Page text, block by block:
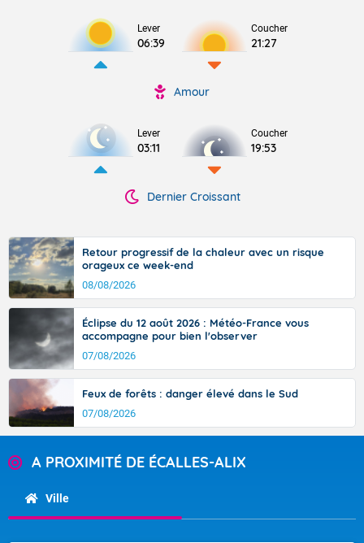
Lever
06:39
Coucher
21:27
Amour
Lever
03:11
Coucher
19:53
Dernier Croissant
Retour progressif de la chaleur avec un risque
orageux ce week-end
08/08/2026
Éclipse du 12 août 2026 : Météo-France vous
accompagne pour bien l'observer
07/08/2026
Feux de forêts : danger élevé dans le Sud
07/08/2026
A PROXIMITÉ DE ÉCALLES-ALIX
Ville